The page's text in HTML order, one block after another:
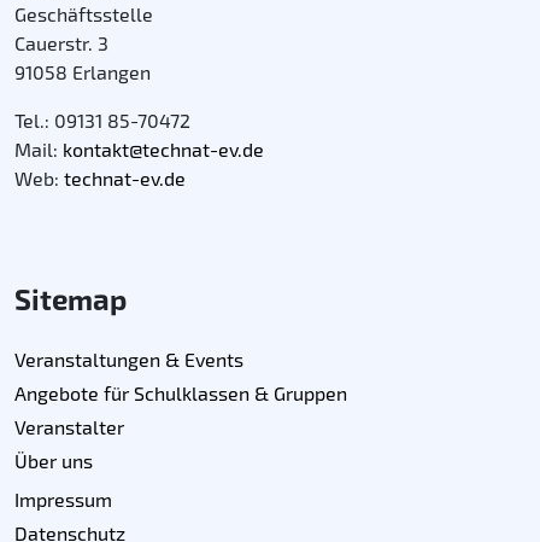
Geschäftsstelle
Cauerstr. 3
91058 Erlangen
Tel.: 09131 85-70472
Mail: kontakt@technat-ev.de
Web: technat-ev.de
Sitemap
Veranstaltungen & Events
Angebote für Schulklassen & Gruppen
Veranstalter
Über uns
Impressum
Datenschutz